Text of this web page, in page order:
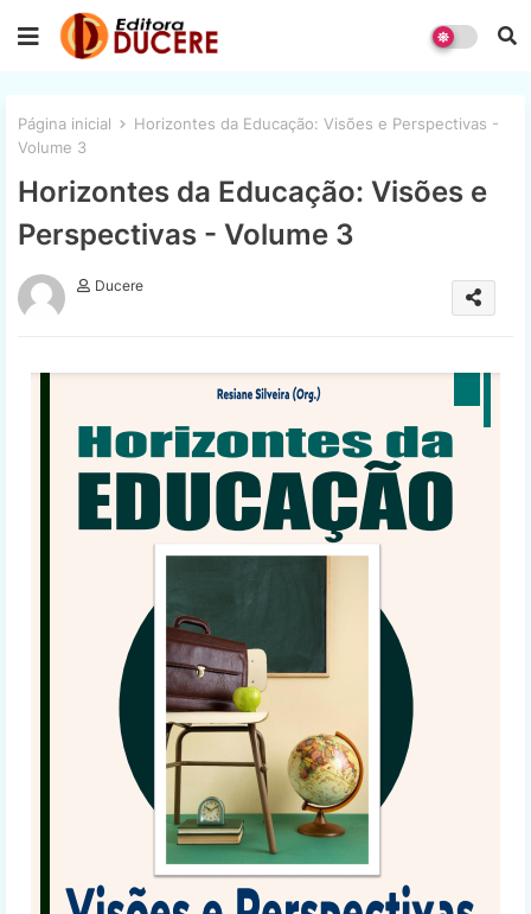
Página inicial
Horizontes da Educação: Visões e Perspectivas -
Volume 3
Horizontes da Educação: Visões e
Perspectivas - Volume 3
Ducere